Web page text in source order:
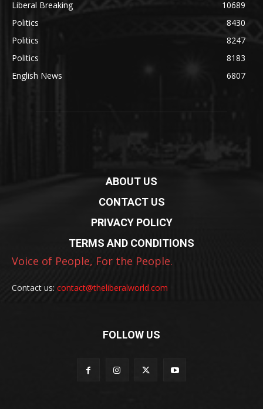
Liberal Breaking
10689
Politics
8430
Politics
8247
Politics
8183
English News
6807
ABOUT US
CONTACT US
PRIVACY POLICY
TERMS AND CONDITIONS
Voice of People, For the People.
Contact us: contact@theliberalworld.com
FOLLOW US